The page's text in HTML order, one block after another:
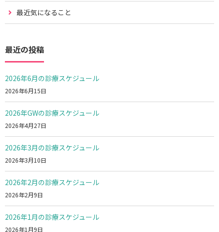
最近気になること
最近の投稿
2026年6月の診療スケジュール
2026年6月15日
2026年GWの診療スケジュール
2026年4月27日
2026年3月の診療スケジュール
2026年3月10日
2026年2月の診療スケジュール
2026年2月9日
2026年1月の診療スケジュール
2026年1月9日